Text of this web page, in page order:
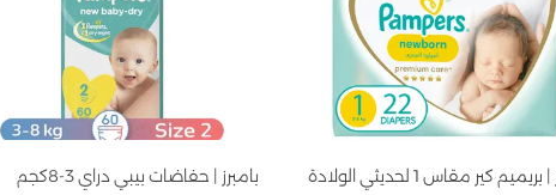
بامبرز | بريميم كير مقاس 1 لحديثي الولادة
بامبرز | حفاضات بيبي دراي 3-8كجم